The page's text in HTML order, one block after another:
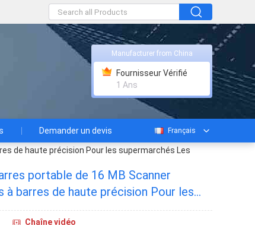
Manufacturer from China
Fournisseur Vérifié
1 Ans
Demander un devis Français
de haute précision Pour les supermarchés Les
portable de 16 MB Scanner
barres de haute précision Pour les
Chaîne vidéo